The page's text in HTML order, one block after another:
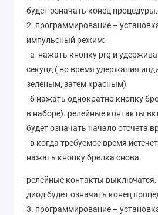
будет означать конец процедуры.
2. программирование –
импульсный режим:
а нажать кнопку prg и
секунд ( во время удержания
зеленым, затем красным)
б нажать однократно кнопку
в наборе). релейные контакты
будет означать начало отсчета
в когда требуемое время
нажать кнопку брелка снова.
релейные контакты выключатся.
диод будет означать конец
3. программирование –